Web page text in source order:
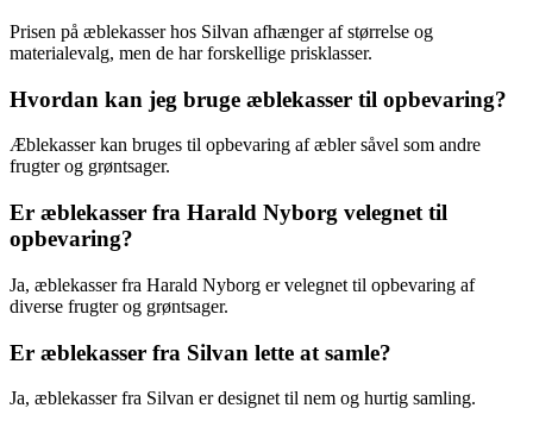
Prisen på æblekasser hos Silvan afhænger af størrelse og
materialevalg, men de har forskellige prisklasser.
Hvordan kan jeg bruge æblekasser til opbevaring?
Æblekasser kan bruges til opbevaring af æbler såvel som andre
frugter og grøntsager.
Er æblekasser fra Harald Nyborg velegnet til
opbevaring?
Ja, æblekasser fra Harald Nyborg er velegnet til opbevaring af
diverse frugter og grøntsager.
Er æblekasser fra Silvan lette at samle?
Ja, æblekasser fra Silvan er designet til nem og hurtig samling.